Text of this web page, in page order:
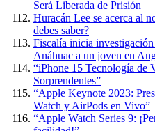
Será Liberada de Prisión
Huracán Lee se acerca al
debes saber?
Fiscalía inicia
Anáhuac a un joven en
“iPhone 15 Tecnología de
Sorprendentes”
“Apple Keynote 2023:
Watch y AirPods en Vivo”
“Apple Watch Series 9: